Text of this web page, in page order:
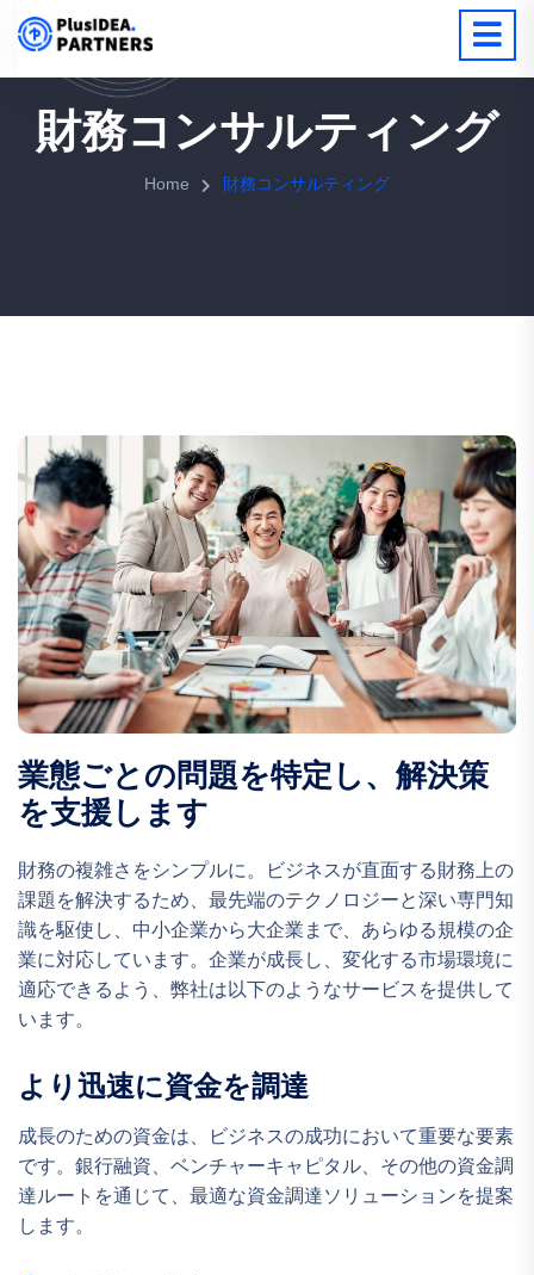
財務コンサルティング
Home 財務コンサルティング
業態ごとの問題を特定し、解決策
を支援します
財務の複雑さをシンプルに。ビジネスが直面する財務上の
課題を解決するため、最先端のテクノロジーと深い専門知
識を駆使し、中小企業から大企業まで、あらゆる規模の企
業に対応しています。企業が成長し、変化する市場環境に
適応できるよう、弊社は以下のようなサービスを提供して
います。
より迅速に資金を調達
成長のための資金は、ビジネスの成功において重要な要素
です。銀行融資、ベンチャーキャピタル、その他の資金調
達ルートを通じて、最適な資金調達ソリューションを提案
します。